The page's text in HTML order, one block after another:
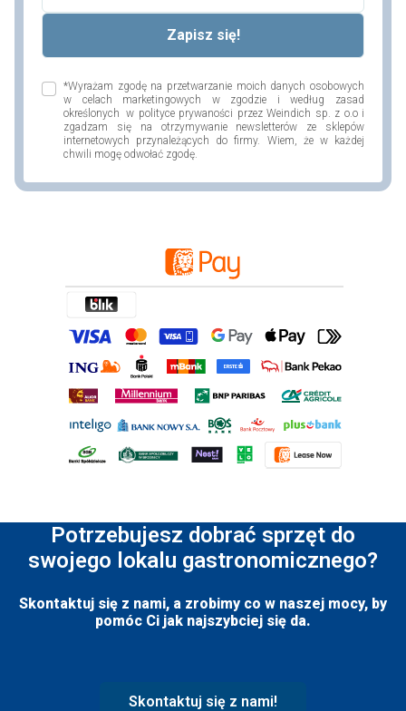
*Wyrażam zgodę na przetwarzanie moich danych osobowych
w celach marketingowych w zgodzie i według zasad
określonych w polityce prywaności przez Weindich sp. z o.o i
zgadzam się na otrzymywanie newsletterów ze sklepów
internetowych przynależących do firmy. Wiem, że w każdej
chwili mogę odwołać zgodę.
Potrzebujesz dobrać sprzęt do
swojego lokalu gastronomicznego?
Skontaktuj się z nami, a zrobimy co w naszej mocy, by
pomóc Ci jak najszybciej się da.
Skontaktuj się z nami!